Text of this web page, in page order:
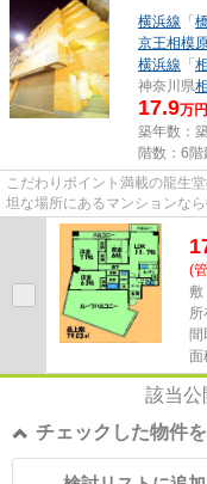
横浜線 「
京王相模
横浜線 「
神奈川県
17.9万円
築年数：
階数：6階
こだわりポイント満載の龍生
坦な場所にあるマンションな
の良いマンションです。相模原...
(
敷
所
面
該当公
チェックした物件